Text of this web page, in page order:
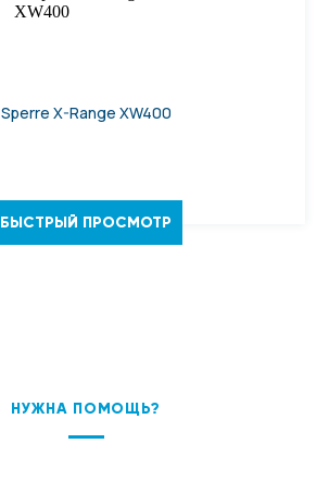
Sperre X-Range XW400
БЫСТРЫЙ ПРОСМОТР
НУЖНА ПОМОЩЬ?